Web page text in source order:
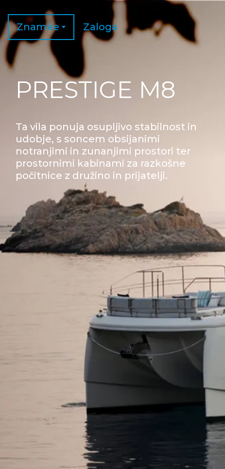
Znamke Zaloga
PRESTIGE M8
Ta vila ponuja osupljivo stabilnost in
udobje, s soncem obsijanimi
notranjimi in zunanjimi prostori ter
prostornimi kabinami za razkošne
počitnice z družino in prijatelji.